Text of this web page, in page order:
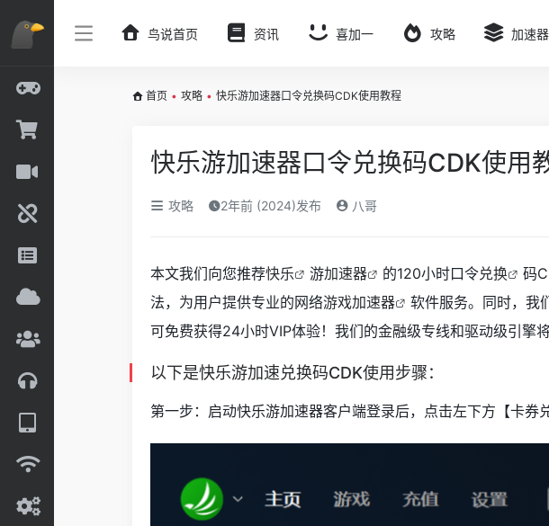
鸟说首页 资讯 喜加一 攻略 加速
首页 • 攻略 • 快乐游加速器口令兑换码CDK使用教程
快乐游加速器口令兑换码CDK使用
攻略 2年前 (2024)发布 八哥
本文我们向您推荐快乐 游加速器 的120小时口令兑换
码
法，为用户提供专业的网络游戏加速器
软件服务。同时，我
可免费获得24小时VIP体验！我们的金融级专线和驱动级引擎
以下是快乐游加速兑换码CDK使用步骤：
第一步：启动快乐游加速器客户端登录后，点击左下方【卡券